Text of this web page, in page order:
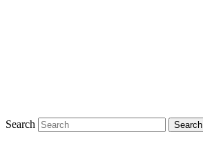
Search Search